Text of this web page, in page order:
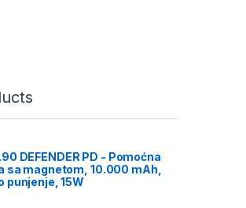
DEFENDER PD - Pomoćna
sa magnetom, 10.000 mAh,
punjenje, 15W